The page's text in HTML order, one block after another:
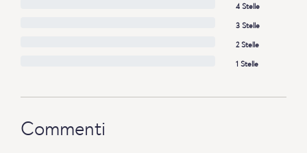
4 Stelle
3 Stelle
2 Stelle
1 Stelle
Commenti